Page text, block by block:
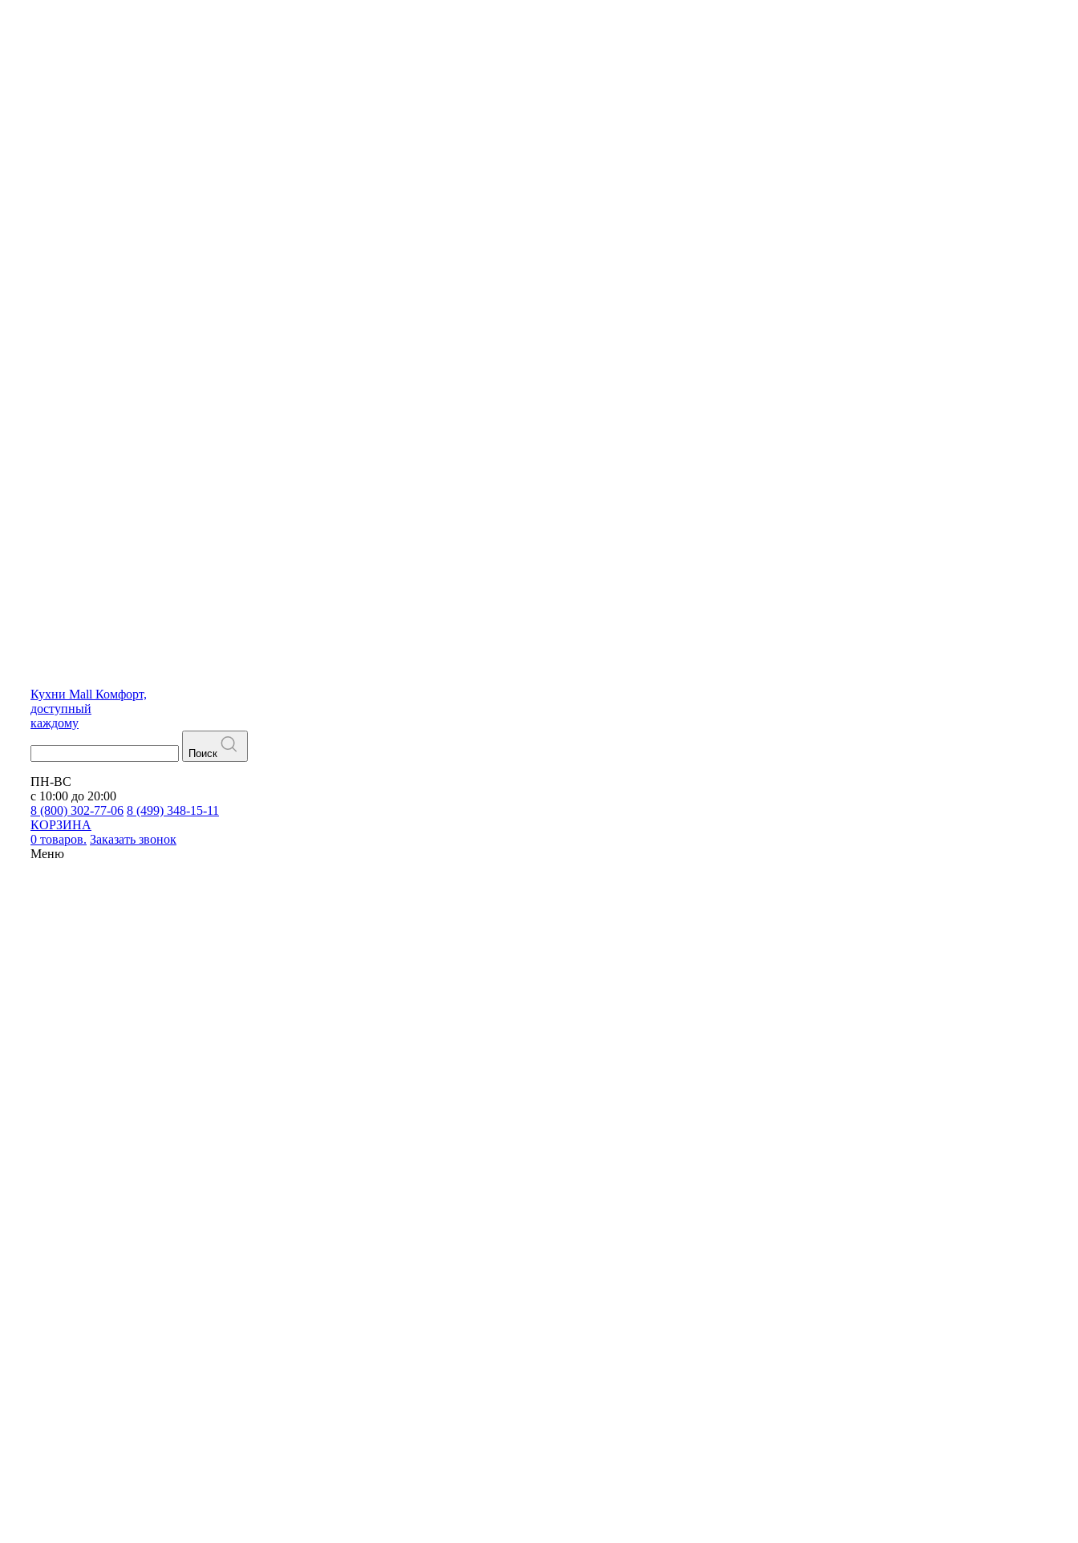
Кухни Mall Комфорт,
доступный
каждому
Поиск
ПН-ВС
с 10:00 до 20:00
8 (800) 302-77-06 8 (499) 348-15-11
КОРЗИНА
0 товаров. Заказать звонок
Меню